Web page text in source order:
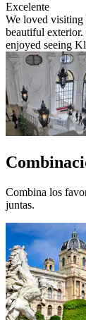
Excelente
We loved visiting
beautiful
enjoyed seeing
Combina los
juntas.